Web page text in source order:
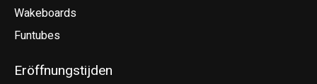
Wakeboards
Funtubes
Eröffnungstijden